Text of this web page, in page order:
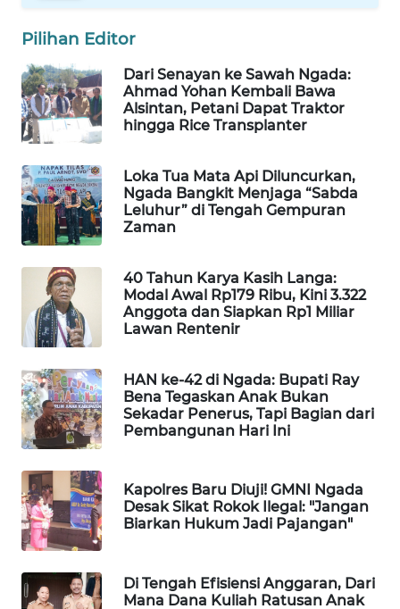
Pilihan Editor
Dari Senayan ke Sawah Ngada:
Ahmad Yohan Kembali Bawa
Alsintan, Petani Dapat Traktor
hingga Rice Transplanter
Loka Tua Mata Api Diluncurkan,
Ngada Bangkit Menjaga “Sabda
Leluhur” di Tengah Gempuran
Zaman
40 Tahun Karya Kasih Langa:
Modal Awal Rp179 Ribu, Kini 3.322
Anggota dan Siapkan Rp1 Miliar
Lawan Rentenir
HAN ke-42 di Ngada: Bupati Ray
Bena Tegaskan Anak Bukan
Sekadar Penerus, Tapi Bagian dari
Pembangunan Hari Ini
Kapolres Baru Diuji! GMNI Ngada
Desak Sikat Rokok Ilegal: "Jangan
Biarkan Hukum Jadi Pajangan"
Di Tengah Efisiensi Anggaran, Dari
Mana Dana Kuliah Ratusan Anak
LAPAK
Wahana
Network
KONSUMEN
MASYARAKAT
KELISTRIKAN
WALINKI
ID
MAWAKA
ID
MARTABAT
NET
WATCH
MKLI
LPKKI